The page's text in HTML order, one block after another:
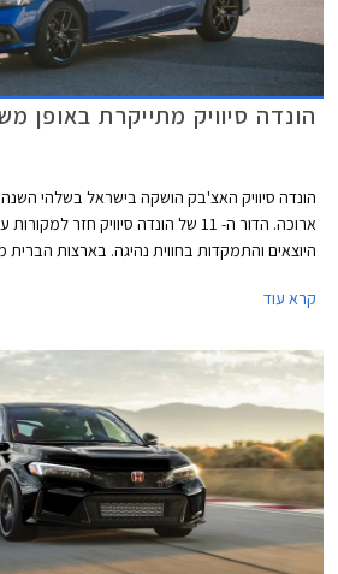
הונדה סיוויק מתייקרת באופן
הונדה סיוויק האצ'בק הושקה בישראל בשלהי
ארוכה. הדור ה- 11 של הונדה סיוויק חזר
היוצאים והתמקדות בחווית נהיגה. בארצות הברית
האצ'בק המשווקת עם יחידת הנעה היברידית בלבד,
קרא עוד